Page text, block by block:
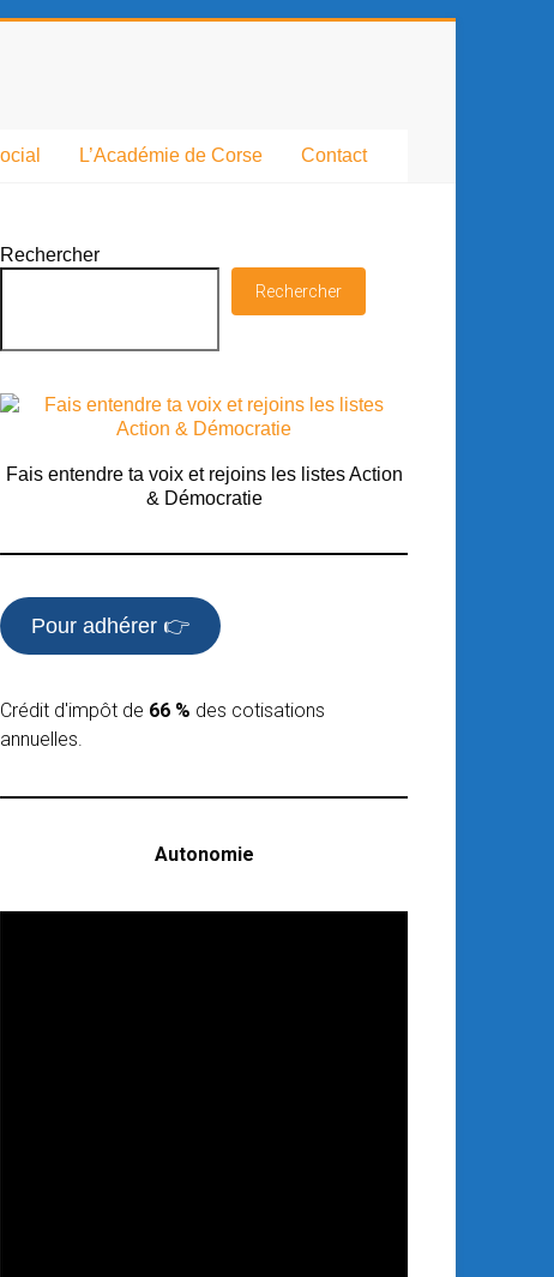
L’Académie de Corse Contact
Rechercher
Rechercher
Fais entendre ta voix et rejoins les listes Action
& Démocratie
Pour adhérer 👉
Crédit d'impôt de 66 % des cotisations
annuelles.
Autonomie